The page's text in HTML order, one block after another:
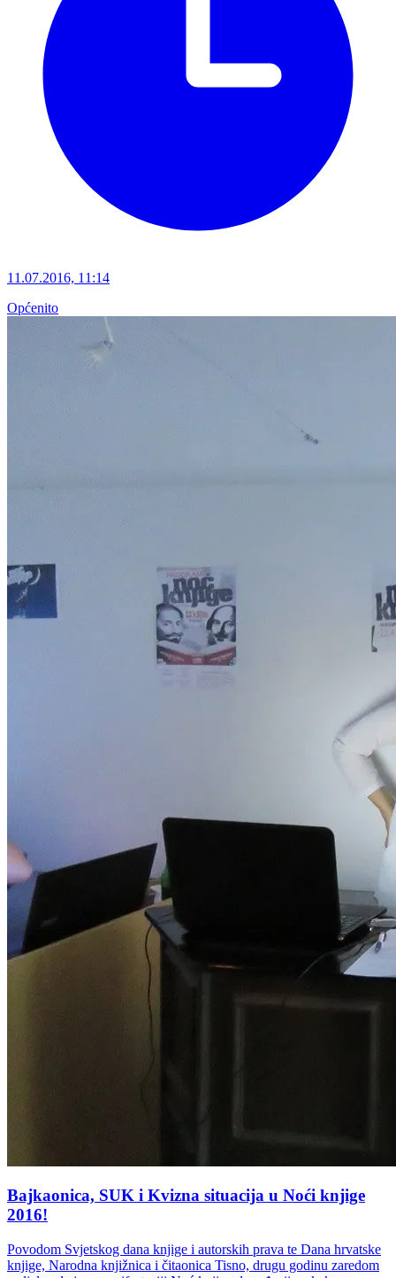
11.07.2016, 11:14
Općenito
Bajkaonica, SUK i Kvizna situacija u Noći knjige
2016!
Povodom Svjetskog dana knjige i autorskih prava te Dana hrvatske
knjige, Narodna knjižnica i čitaonica Tisno, drugu godinu zaredom